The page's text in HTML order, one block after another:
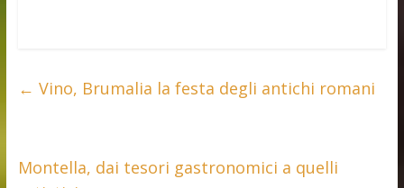
← Vino, Brumalia la festa degli antichi romani
Montella, dai tesori gastronomici a quelli